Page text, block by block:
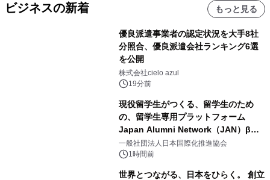
ビジネスの新着 もっと見る
優良派遣事業者の認定状況を大手8社
分照合、優良派遣会社ランキング6選
を公開
株式会社cielo azul
19分前
現役留学生がつくる、留学生のため
の、留学生専用プラットフォーム
Japan Alumni Network（JAN）β版
をリリース
一般社団法人日本国際化推進協会
1時間前
世界とつながる、日本をひらく。 創立